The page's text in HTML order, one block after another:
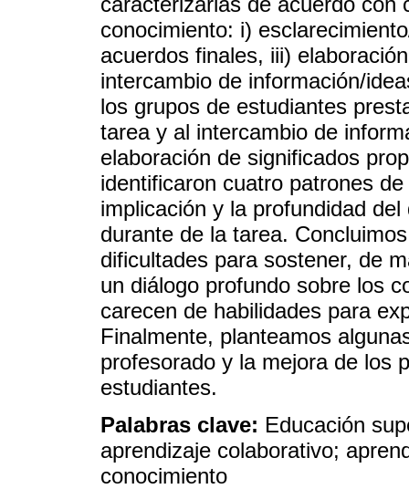
conocimiento: i)
acuerdos finales, iii)
intercambio de información/
los grupos de estudiantes
tarea y al intercambio de
elaboración de significados
identificaron cuatro patrones
implicación y la profundidad
durante de la tarea.
dificultades para sostener, de
un diálogo profundo sobre los
carecen de habilidades para
Finalmente, planteamos
profesorado y la mejora de los
estudiantes.
Palabras clave: Educación
aprendizaje colaborativo;
conocimiento